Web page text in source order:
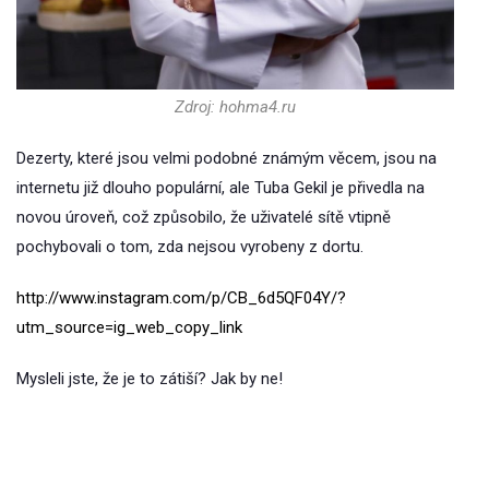
Zdroj: hohma4.ru
Dezerty, které jsou velmi podobné známým věcem, jsou na
internetu již dlouho populární, ale Tuba Gekil je přivedla na
novou úroveň, což způsobilo, že uživatelé sítě vtipně
pochybovali o tom, zda nejsou vyrobeny z dortu.
http://www.instagram.com/p/CB_6d5QF04Y/?
utm_source=ig_web_copy_link
Mysleli jste, že je to zátiší? Jak by ne!